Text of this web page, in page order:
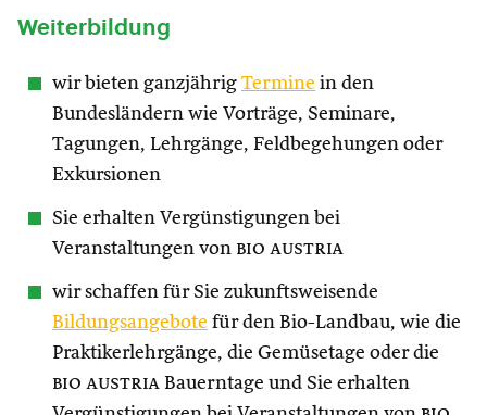
Weiterbildung
wir bieten ganzjährig Termine in den
Bundesländern wie Vorträge, Seminare,
Tagungen, Lehrgänge, Feldbegehungen oder
Exkursionen
Sie erhalten Vergünstigungen bei
Veranstaltungen von bio austria
wir schaffen für Sie zukunftsweisende
Bildungsangebote für den Bio-Landbau, wie die
Praktikerlehrgänge, die Gemüsetage oder die
bio austria Bauerntage und Sie erhalten